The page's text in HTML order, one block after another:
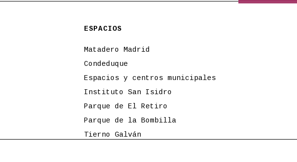
ESPACIOS
Matadero Madrid
Condeduque
Espacios y centros municipales
Instituto San Isidro
Parque de El Retiro
Parque de la Bombilla
Tierno Galván